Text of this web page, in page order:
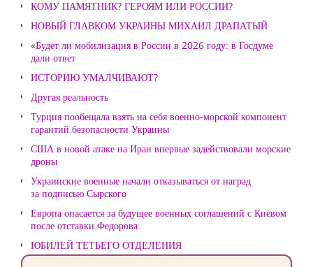
КОМУ ПАМЯТНИК? ГЕРОЯМ ИЛИ РОССИИ?
НОВЫЙ ГЛАВКОМ УКРАИНЫ МИХАИЛ ДРАПАТЫЙ
«Будет ли мобилизация в России в 2026 году: в Госдуме
дали ответ
ИСТОРИЮ УМАЛЧИВАЮТ?
Другая реальность
Турция пообещала взять на себя военно-морской компонент
гарантий безопасности Украины
США в новой атаке на Иран впервые задействовали морские
дроны
Украинские военные начали отказываться от наград
за подписью Сырского
Европа опасается за будущее военных соглашений с Киевом
после отставки Федорова
ЮБИЛЕЙ ТЕТЬЕГО ОТДЕЛЕНИЯ